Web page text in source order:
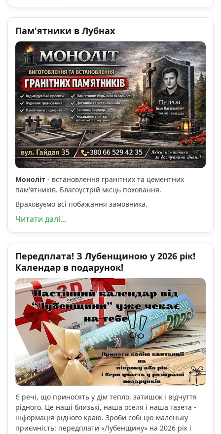
Пам'ятники в Лубнах
Моноліт - встановлення гранітних та цементних
пам'ятників. Благоустрій місць поховання.
Враховуємо всі побажання замовника.
Читати далі...
Передплата! З Лубенщиною у 2026 рік!
Календар в подарунок!
Є речі, що приносять у дім тепло, затишок і відчуття
рідного. Це наші близькі, наша оселя і наша газета -
інформація рідного краю. Зроби собі цю маленьку
приємність: передплати «Лубенщину» на 2026 рік і